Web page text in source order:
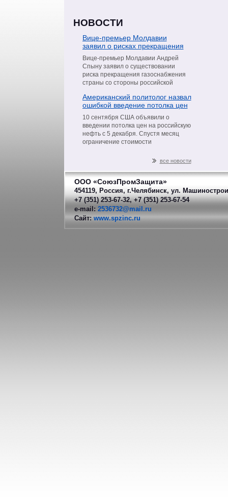
НОВОСТИ
Вице-премьер Молдавии
заявил о рисках прекращения
поставок газа со стороны
«Газпрома»
Вице-премьер Молдавии Андрей
Спыну заявил о существовании
риска прекращения газоснабжения
страны со стороны российской
сообщил в интервью телеканалу
Moldova 1, пишет РИА Новости.
Американский политолог назвал
ошибкой введение потолка цен
на нефть из РФ
10 сентября США объявили о
введении потолка цен на российскую
нефть с 5 декабря. Спустя месяц
ограничение стоимости
нефтепродукты российскоговсе новости
ООО «СоюзПромЗащита»
454119, Россия, г.Челябинск, ул.
+7 (351) 253-67-32, +7 (351) 253-67-54
e-mail: 2536732@mail.ru
Сайт: www.spzinc.ru